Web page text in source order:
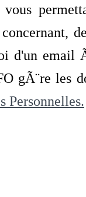
vous
d'un
gÃ¨re les
Personnelles.